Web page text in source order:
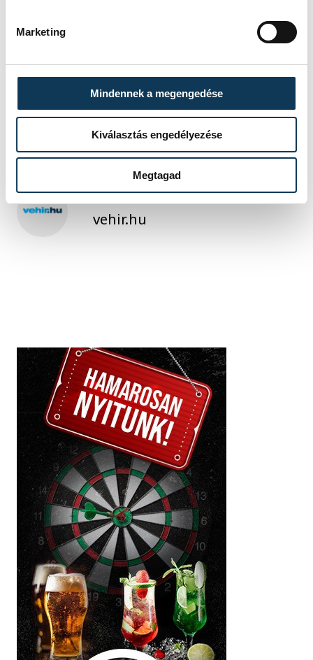
Marketing
Mindennek a megengedése
Kiválasztás engedélyezése
Megtagad
sport ország-világ
atlétika
SZERZŐ
vehir.hu